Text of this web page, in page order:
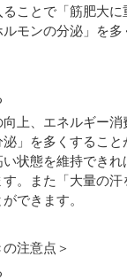
ることで「筋肥大
モンの分泌」を多
上、エネルギー消
」を多くするこ
状態を維持でき
。また「大量の
できます。
注意点＞